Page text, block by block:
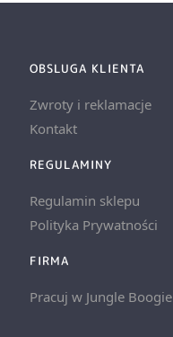
OBSLUGA KLIENTA
Zwroty i reklamacje
Kontakt
REGULAMINY
Regulamin sklepu
Polityka Prywatności
FIRMA
Pracuj w Jungle Boogie